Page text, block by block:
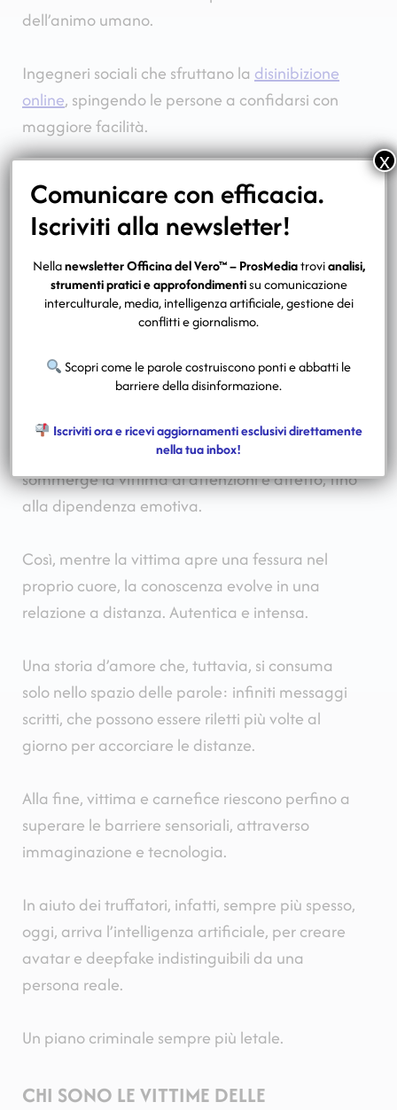
dell’animo umano.
Ingegneri sociali che sfruttano la disinibizione
online, spingendo le persone a confidarsi con
maggiore facilità.
Ed è proprio questo il primo tasto da schiacciare
per dare il via a una truffa affettiva perfetta.
LOVE BOMBING: L’ARMA SEGRETA
Attraverso l’ascolto, la simulazione di
digitale, gli scammer passano alla seconda
Si tratta di una strategia manipolativa che
sommerge la vittima di attenzioni e affetto, fino
alla dipendenza emotiva.
Così, mentre la vittima apre una fessura nel
proprio cuore, la conoscenza evolve in una
relazione a distanza. Autentica e intensa.
Una storia d’amore che, tuttavia, si consuma
solo nello spazio delle parole: infiniti messaggi
scritti, che possono essere riletti più volte al
giorno per accorciare le distanze.
Alla fine, vittima e carnefice riescono perfino a
superare le barriere sensoriali, attraverso
immaginazione e tecnologia.
In aiuto dei truffatori, infatti, sempre più spesso,
oggi, arriva l’intelligenza artificiale, per creare
avatar e deepfake indistinguibili da una
persona reale.
Un piano criminale sempre più letale.
CHI SONO LE VITTIME DELLE
Comunicare con efficacia.
Iscriviti alla newsletter!
Nellanewsletter Officina del Vero™ – ProsMediatrovianalisi,
strumenti pratici e approfondimentisu comunicazione
interculturale, media, intelligenza artificiale, gestione dei
conflitti e giornalismo.
Scopri come le parole costruiscono ponti e abbatti le
barriere della disinformazione.
Iscriviti ora e ricevi aggiornamenti esclusivi direttamente
nella tua inbox!
x